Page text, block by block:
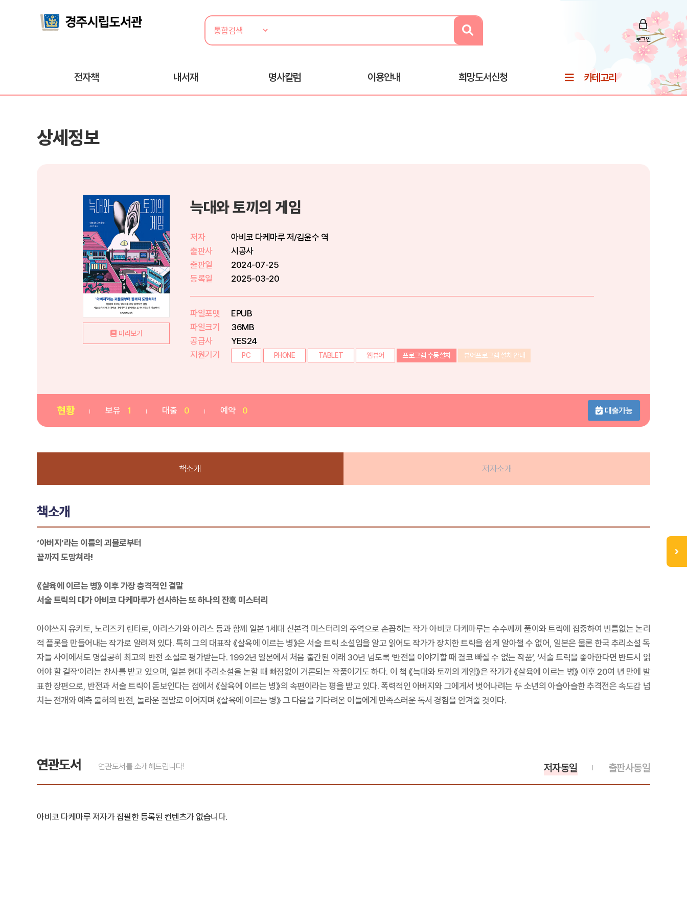
로그인
전자책 내서재 명사칼럼 이용안내 희망도서신청 카테고리
상세정보
미리보기
늑대와 토끼의 게임
저자
아비코 다케마루 저/김윤수 역
출판사
시공사
출판일
2024-07-25
등록일
2025-03-20
파일포맷
EPUB
파일크기
36MB
공급사
YES24
지원기기
PC PHONE TABLET 웹뷰어 프로그램 수동설치 뷰어프로그램 설치 안내
현황 보유 1 대출 0 예약 0 대출가능
책소개 저자소개
책소개
‘아버지’라는 이름의 괴물로부터
끝까지 도망쳐라!
《살육에 이르는 병》 이후 가장 충격적인 결말
서술 트릭의 대가 아비코 다케마루가 선사하는 또 하나의 잔혹 미스터리
아야쓰지 유키토, 노리즈키 린타로, 아리스가와 아리스 등과 함께 일본 1세대 신본격 미스터리의 주역으로 손꼽히는 작가 아비코 다케마루는 수수께끼 풀이와 트릭에 집중하여 빈틈없는 논리
적 플롯을 만들어내는 작가로 알려져 있다. 특히 그의 대표작 《살육에 이르는 병》은 서술 트릭 소설임을 알고 읽어도 작가가 장치한 트릭을 쉽게 알아챌 수 없어, 일본은 물론 한국 추리소설 독
자들 사이에서도 명실공히 최고의 반전 소설로 평가받는다. 1992년 일본에서 처음 출간된 이래 30년 넘도록 ‘반전을 이야기할 때 결코 빠질 수 없는 작품’, ‘서술 트릭을 좋아한다면 반드시 읽
어야 할 걸작’이라는 찬사를 받고 있으며, 일본 현대 추리소설을 논할 때 빠짐없이 거론되는 작품이기도 하다. 이 책 《늑대와 토끼의 게임》은 작가가 《살육에 이르는 병》 이후 20여 년 만에 발
표한 장편으로, 반전과 서술 트릭이 돋보인다는 점에서 《살육에 이르는 병》의 속편이라는 평을 받고 있다. 폭력적인 아버지와 그에게서 벗어나려는 두 소년의 아슬아슬한 추격전은 속도감 넘
치는 전개와 예측 불허의 반전, 놀라운 결말로 이어지며 《살육에 이르는 병》 그 다음을 기다려온 이들에게 만족스러운 독서 경험을 안겨줄 것이다.
연관도서 연관도서를 소개해드립니다! 출판사동일
저자동일
아비코 다케마루 저자가 집필한 등록된 컨텐츠가 없습니다.